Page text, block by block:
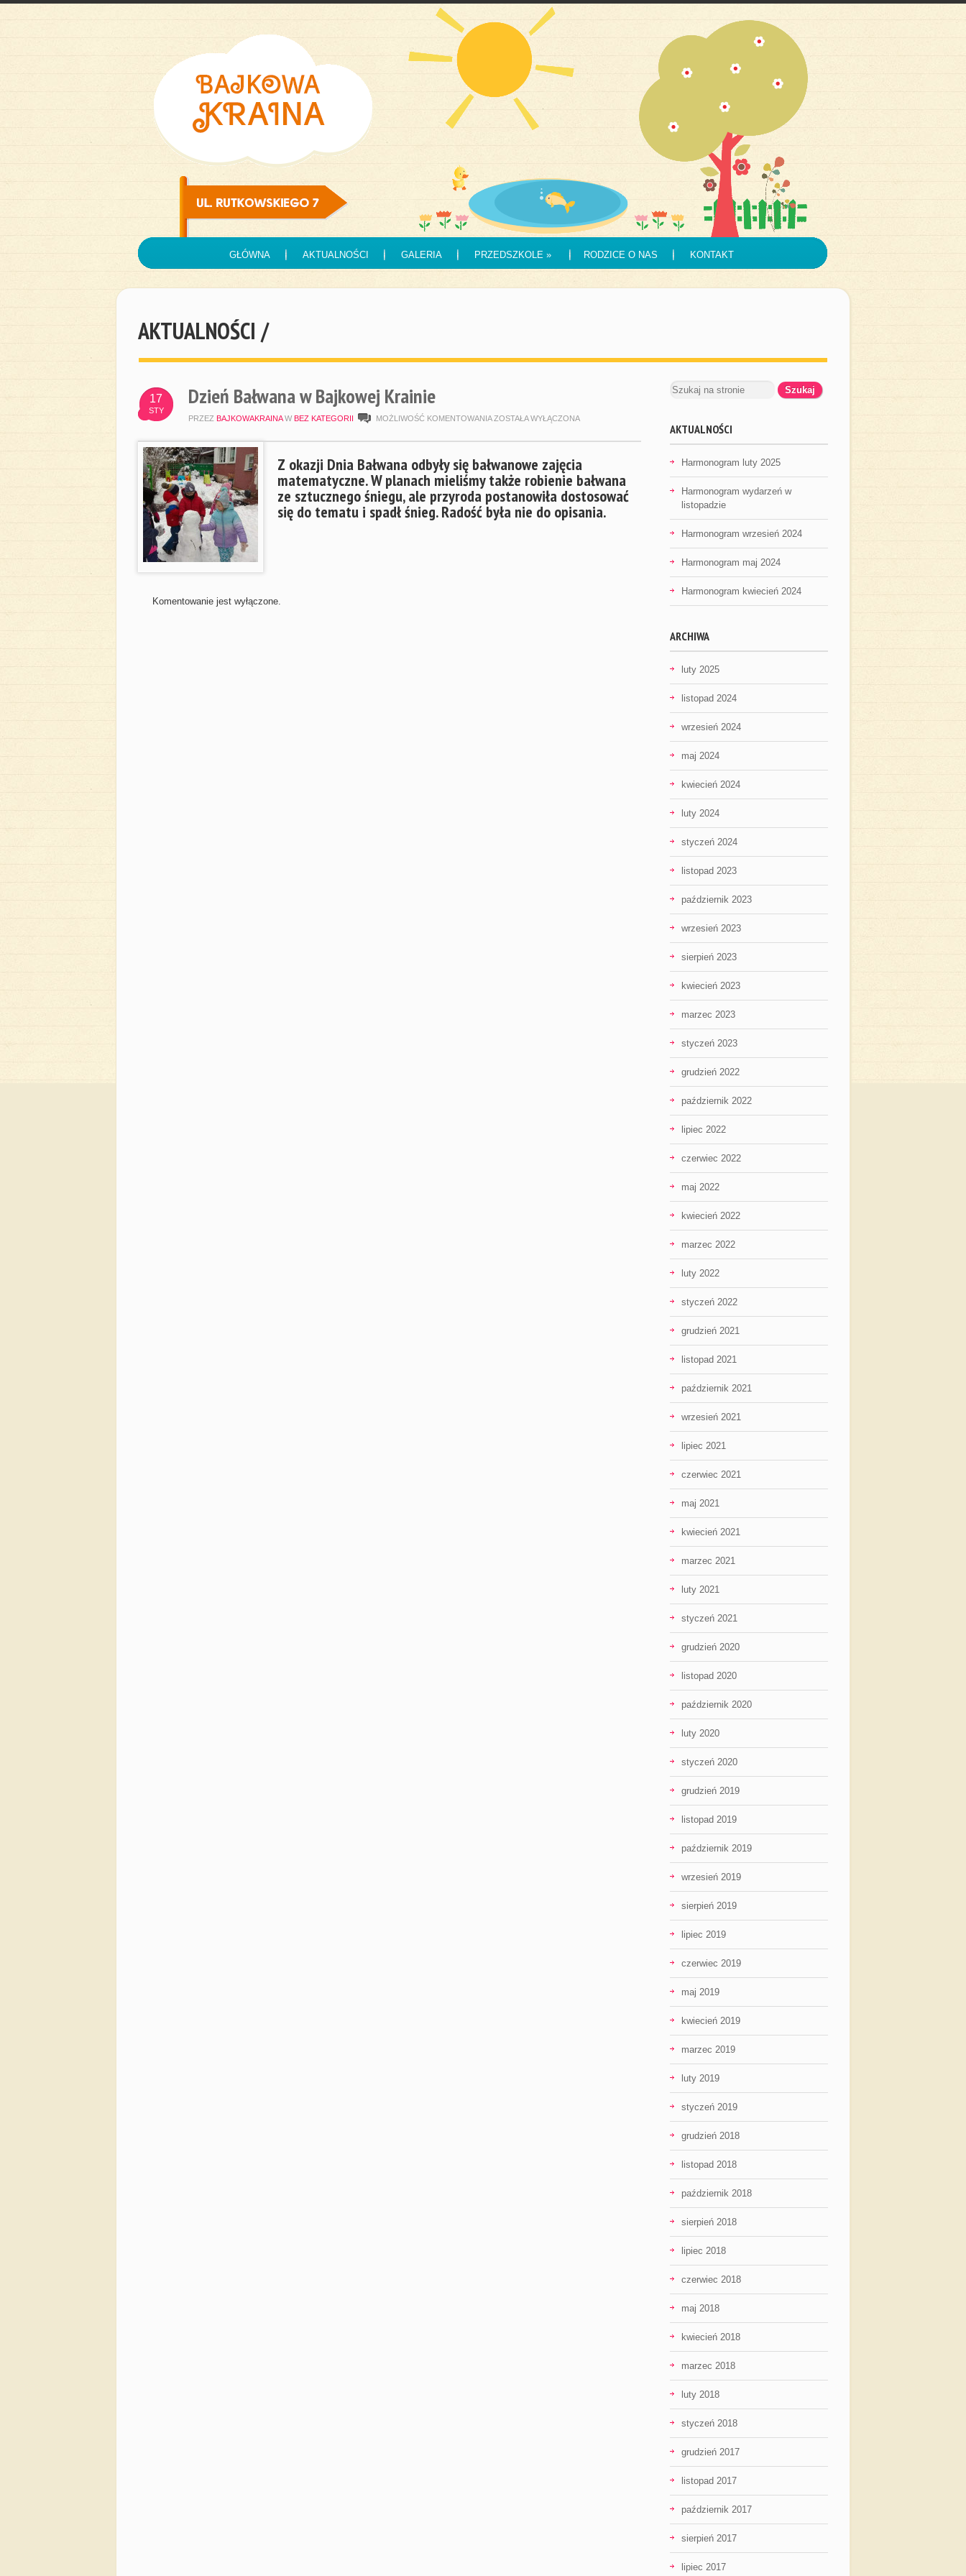
GŁÓWNA AKTUALNOŚCI GALERIA PRZEDSZKOLE» RODZICE O NAS KONTAKT
AKTUALNOŚCI /
17
STY
Dzień Bałwana w Bajkowej Krainie
PRZEZ BAJKOWAKRAINA W BEZ KATEGORII MOŻLIWOŚĆ KOMENTOWANIA DZIEŃ
BAJKOWEJ
KRAINIE
ZOSTAŁA WYŁĄCZONA
Z okazji Dnia Bałwana odbyły się bałwanowe zajęcia
matematyczne. W planach mieliśmy także robienie bałwana
ze sztucznego śniegu, ale przyroda postanowiła dostosować
się do tematu i spadł śnieg. Radość była nie do opisania.
Komentowanie jest wyłączone.
AKTUALNOŚCI
Harmonogram luty 2025
Harmonogram wydarzeń w
listopadzie
Harmonogram wrzesień 2024
Harmonogram maj 2024
Harmonogram kwiecień 2024
ARCHIWA
luty 2025
listopad 2024
wrzesień 2024
maj 2024
kwiecień 2024
luty 2024
styczeń 2024
listopad 2023
październik 2023
wrzesień 2023
sierpień 2023
kwiecień 2023
marzec 2023
styczeń 2023
grudzień 2022
październik 2022
lipiec 2022
czerwiec 2022
maj 2022
kwiecień 2022
marzec 2022
luty 2022
styczeń 2022
grudzień 2021
listopad 2021
październik 2021
wrzesień 2021
lipiec 2021
czerwiec 2021
maj 2021
kwiecień 2021
marzec 2021
luty 2021
styczeń 2021
grudzień 2020
listopad 2020
październik 2020
luty 2020
styczeń 2020
grudzień 2019
listopad 2019
październik 2019
wrzesień 2019
sierpień 2019
lipiec 2019
czerwiec 2019
maj 2019
kwiecień 2019
marzec 2019
luty 2019
styczeń 2019
grudzień 2018
listopad 2018
październik 2018
sierpień 2018
lipiec 2018
czerwiec 2018
maj 2018
kwiecień 2018
marzec 2018
luty 2018
styczeń 2018
grudzień 2017
listopad 2017
październik 2017
sierpień 2017
lipiec 2017